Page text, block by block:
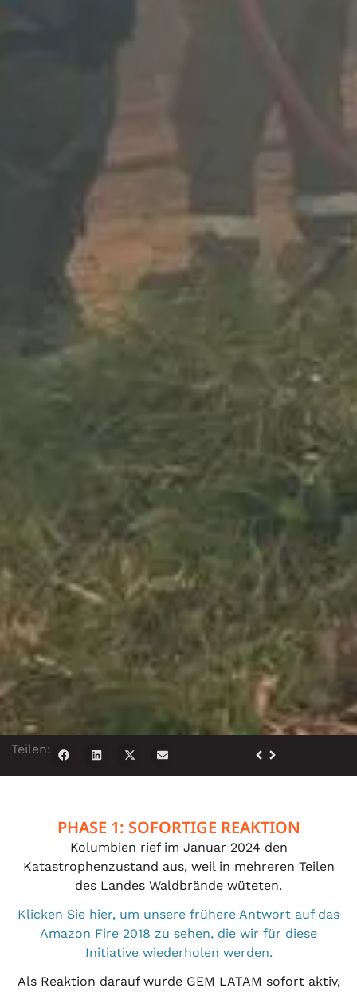
Teilen:
PHASE 1: SOFORTIGE REAKTION
Kolumbien rief im Januar 2024 den
Katastrophenzustand aus, weil in mehreren Teilen
des Landes Waldbrände wüteten.
Klicken Sie hier, um unsere frühere Antwort auf das
Amazon Fire 2018 zu sehen, die wir für diese
Initiative wiederholen werden.
Als Reaktion darauf wurde GEM LATAM sofort aktiv,